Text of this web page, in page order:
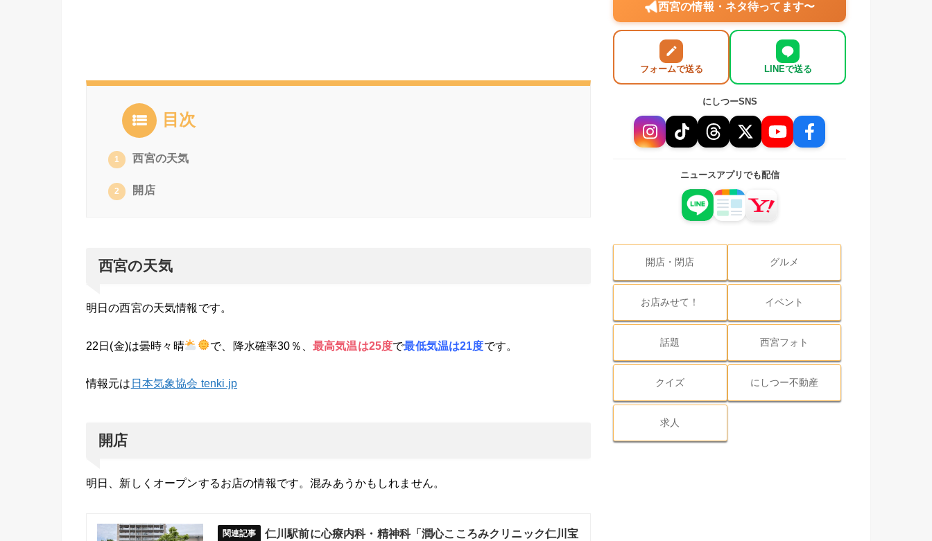
目次
1 西宮の天気
2 開店
西宮の天気
明日の西宮の天気情報です。
22日(金)は曇時々晴 で、降水確率30％、 最高気温は25度で最低気温は21度です。
情報元は 日本気象協会 tenki.jp
開店
明日、新しくオープンするお店の情報です。混みあうかもしれません。
仁川駅前に心療内科・精神科「潤心こころみクリニック仁川宝
西宮の情報・ネタ待ってます〜
フォームで送る LINEで送る
にしつーSNS
ニュースアプリでも配信
開店・閉店 グルメ
お店みせて！ イベント
話題 西宮フォト
クイズ にしつー不動産
求人